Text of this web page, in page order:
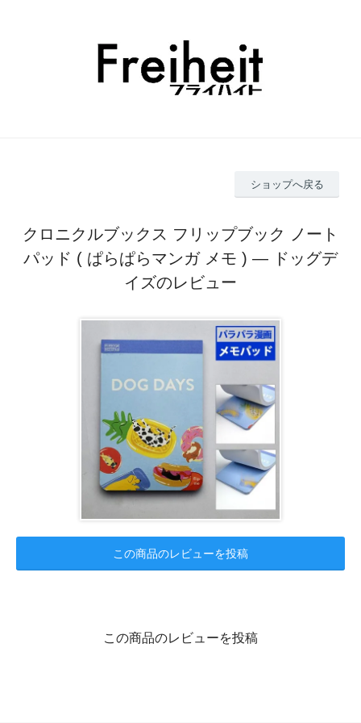
ショップへ戻る
クロニクルブックス フリップブック ノート
パッド ( ぱらぱらマンガ メモ ) ― ドッグデ
イズのレビュー
この商品のレビューを投稿
この商品のレビューを投稿